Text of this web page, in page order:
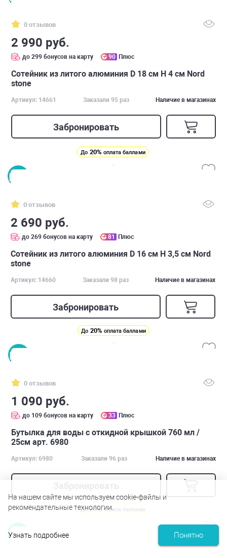
0 отзывов
2 990 руб.
до 299 бонусов на карту 90 Плюс
Сотейник из литого алюминия D 18 см H 4 см Nord
stone
Артикул: 14661 Заказали 95 раз Наличие в магазинах
Забронировать
До 20% оплата баллами
0 отзывов
2 690 руб.
до 269 бонусов на карту 81 Плюс
Сотейник из литого алюминия D 16 см H 3,5 см Nord
stone
Артикул: 14660 Заказали 98 раз Наличие в магазинах
Забронировать
До 20% оплата баллами
0 отзывов
1 090 руб.
до 109 бонусов на карту 33 Плюс
Бутылка для воды с откидной крышкой 760 мл /
25см арт. 6980
Артикул: 6980 Заказали 96 раз Наличие в магазинах
До20%оплата баллами
На нашем сайте мы используем cookie-файлы и
рекомендательные технологии.
Узнать подробнее Понятно